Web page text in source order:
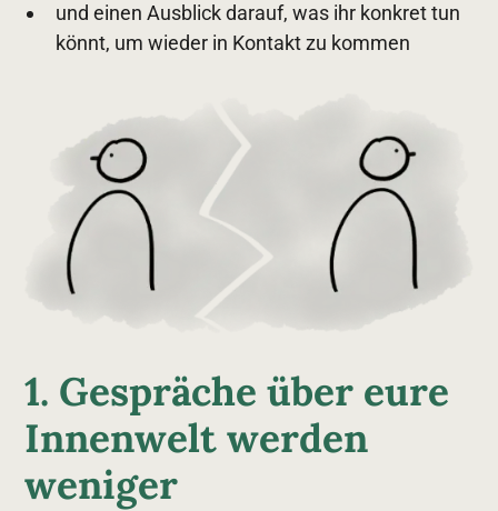
und einen Ausblick darauf, was ihr konkret tun
könnt, um wieder in Kontakt zu kommen
1. Gespräche über eure
Innenwelt werden
weniger